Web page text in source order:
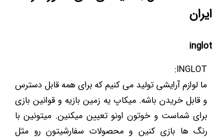
ایران
inglot
INGLOT:
ما لوازم آرایشی تولید می کنیم که برای همه قابل دسترس
و قابل خریدن باشه. میکاپ یه زمین بازیه و قوانین بازی
برای شماست و خوتون اونو تعیین میکنین. میتونین با
رنگ ها بازی کنین و محصولات سفارشیتون رو مثل